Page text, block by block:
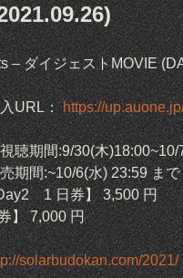
– ダイジェストMOVIE
URL：https://
聴期間:9/30(木
期間:~10/6(水) 23:59 まで
1 日券】 3,500 円
】 7,000 円
solarbudokan.com/2021/